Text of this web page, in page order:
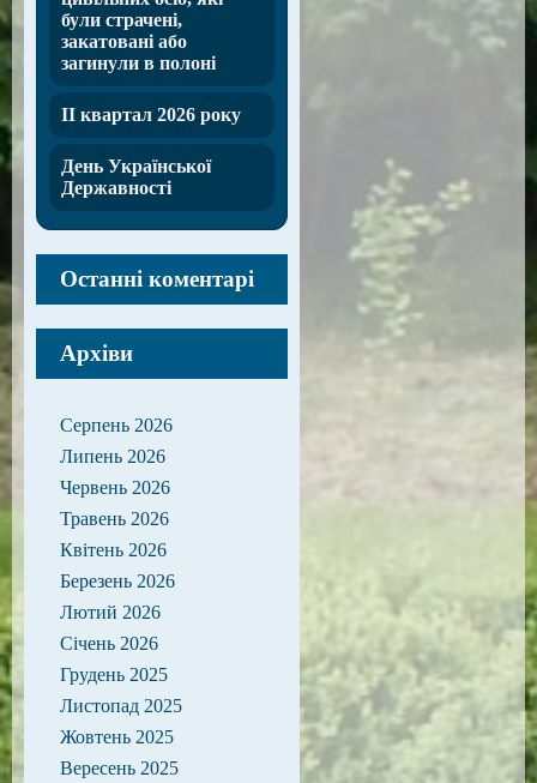
були страчені,
закатовані або
загинули в полоні
ІІ квартал 2026 року
День Української
Державності
Останні коментарі
Архіви
Серпень 2026
Липень 2026
Червень 2026
Травень 2026
Квітень 2026
Березень 2026
Лютий 2026
Січень 2026
Грудень 2025
Листопад 2025
Жовтень 2025
Вересень 2025